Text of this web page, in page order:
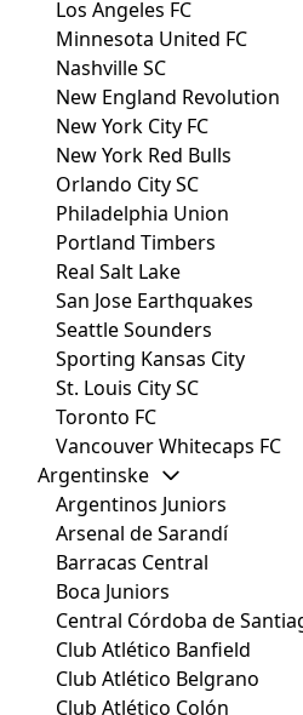
Los Angeles FC
Minnesota United FC
Nashville SC
New England Revolution
New York City FC
New York Red Bulls
Orlando City SC
Philadelphia Union
Portland Timbers
Real Salt Lake
San Jose Earthquakes
Seattle Sounders
Sporting Kansas City
St. Louis City SC
Toronto FC
Vancouver Whitecaps FC
Argentinske
Argentinos Juniors
Arsenal de Sarandí
Barracas Central
Boca Juniors
Central Córdoba de
Club Atlético Banfield
Club Atlético Belgrano
Club Atlético Colón